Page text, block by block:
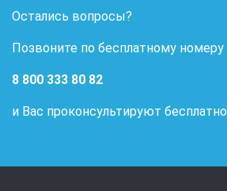
Остались вопросы?
Позвоните по бесплатному номеру
8 800 333 80 82
и Вас проконсультируют бесплатно